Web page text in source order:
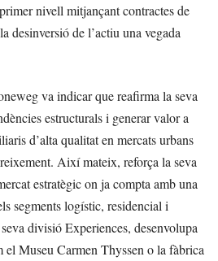
nivell mitjançant contractes de
desinversió de l’actiu una vegada
va indicar que reafirma la seva
estructurals i generar valor a
d’alta qualitat en mercats urbans
Així mateix, reforça la seva
estratègic on ja compta amb una
segments logístic, residencial i
divisió Experiences, desenvolupa
el Museu Carmen Thyssen o la fàbrica